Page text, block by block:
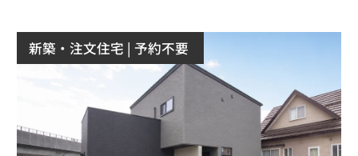
新築・注文住宅 | 予約不要